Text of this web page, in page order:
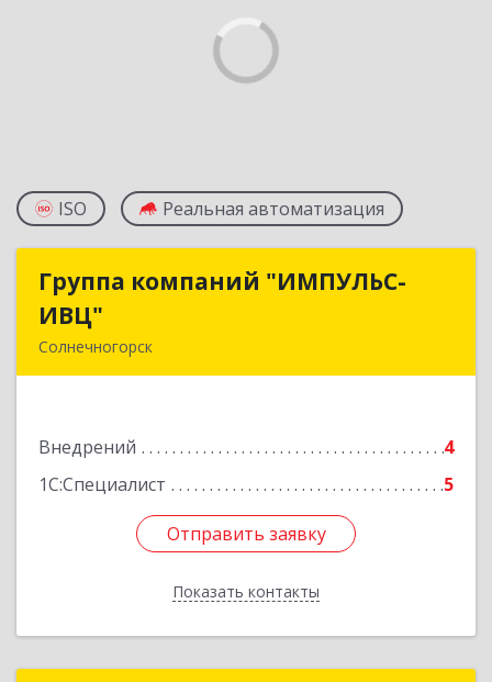
ISO Реальная автоматизация
Группа компаний "ИМПУЛЬС-
ИВЦ"
Солнечногорск
Внедрений
4
1С:Специалист
5
Отправить заявку
Показать контакты
Группа компаний "ИМПУЛЬС-
Подробнее
Отправить заявку
Назад